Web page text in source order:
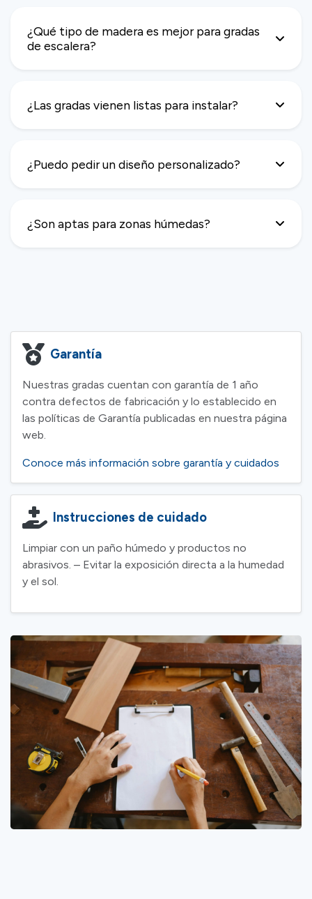
¿Qué tipo de madera es mejor para gradas
de escalera?
¿Las gradas vienen listas para instalar?
¿Puedo pedir un diseño personalizado?
¿Son aptas para zonas húmedas?
Garantía
Nuestras gradas cuentan con garantía de 1 año
contra defectos de fabricación y lo establecido en
las políticas de Garantía publicadas en nuestra página
web.
Conoce más información sobre garantía y cuidados
Instrucciones de cuidado
Limpiar con un paño húmedo y productos no
abrasivos. – Evitar la exposición directa a la humedad
y el sol.